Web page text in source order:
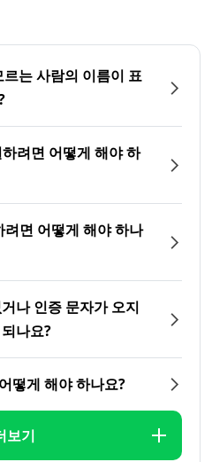
는 사람의 이름이 표
려면 어떻게 해야 하
면 어떻게 해야 하나
나 인증 문자가 오지
나요?
떻게 해야 하나요?
보기